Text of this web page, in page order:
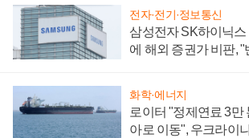
전자·전기·정보통신
삼성전자 SK하이닉스
에 해외 증권가 비판,
화학·에너지
로이터 "정제연료 3만
아로 이동", 우크라이